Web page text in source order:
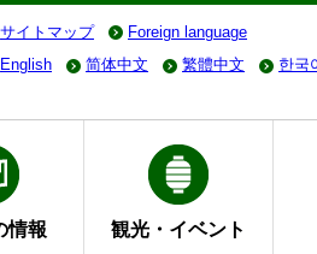
サイトマップ Foreign language
English
简体中文 繁體中文 한국
情報 観光・イベント